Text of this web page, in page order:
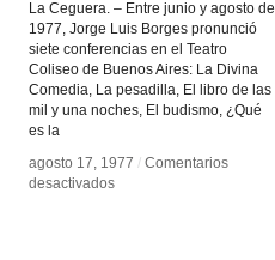
La Ceguera. – Entre junio y agosto de
1977, Jorge Luis Borges pronunció
siete conferencias en el Teatro
Coliseo de Buenos Aires: La Divina
Comedia, La pesadilla, El libro de las
mil y una noches, El budismo, ¿Qué
es la
agosto 17, 1977 / Comentarios
desactivadosen
agosto 17, 1977 / Comentarios
desactivadosen